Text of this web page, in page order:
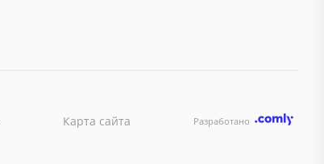
Карта сайта Разработано